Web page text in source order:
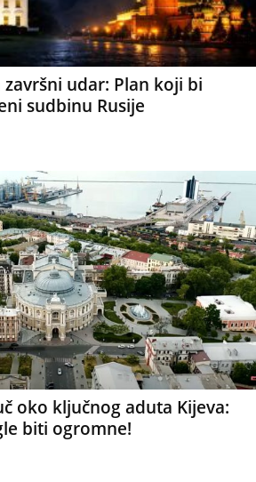
udar: Plan koji bi
sudbinu Rusije
oko ključnog aduta Kijeva:
biti ogromne!